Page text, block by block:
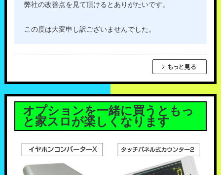
弊社の改善点を見て頂けるとありがたいです。
この度は大変申し訳ございませんでした。
オプションを一緒に買うともっ
と家スロが楽しくなります